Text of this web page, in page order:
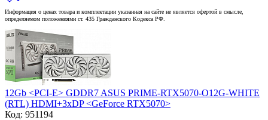
Информация о ценах товара и комплектации указанная на сайте не является офертой в смысле,
определяемом положениями ст. 435 Гражданского Кодекса РФ.
12Gb <PCI-E> GDDR7 ASUS PRIME-RTX5070-O12G-WHITE
(RTL) HDMI+3xDP <GeForce RTX5070>
Код: 951194